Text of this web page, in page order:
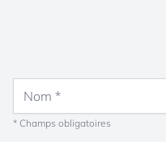
* Champs obligatoires